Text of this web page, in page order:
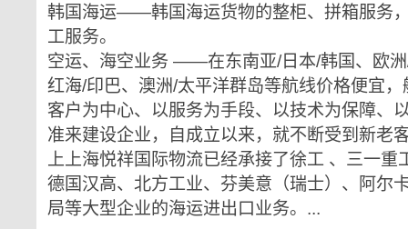
韩国海运——韩国海运货物的整柜、拼箱服务
工服务。
空运、海空业务 ——在东南亚/日本/韩国、欧
红海/印巴、澳洲/太平洋群岛等航线价格便宜
客户为中心、以服务为手段、以技术为保障、
准来建设企业，自成立以来，就不断受到新老
上上海悦祥国际物流已经承接了徐工 、三一
德国汉高、北方工业、芬美意（瑞士）、阿尔
局等大型企业的海运进出口业务。...